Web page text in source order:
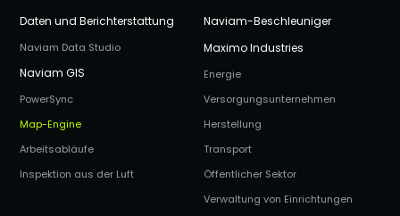
Daten und Berichterstattung
Naviam Data Studio
Naviam GIS
PowerSync
Map-Engine
Arbeitsabläufe
Inspektion aus der Luft
Naviam-Beschleuniger
Maximo Industries
Energie
Versorgungsunternehmen
Herstellung
Transport
Öffentlicher Sektor
Verwaltung von Einrichtungen